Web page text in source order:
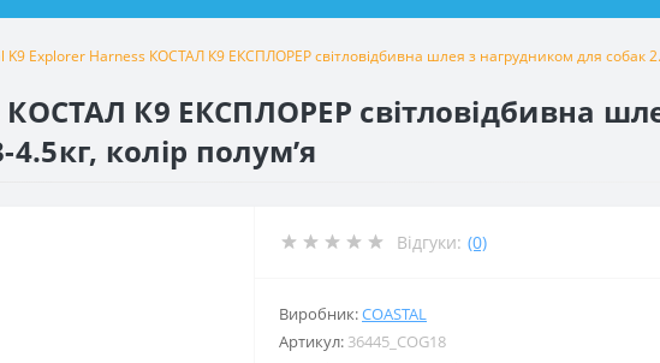
K9 Explorer Harness КОСТАЛ К9 ЕКСПЛОРЕР світловідбивна шлея з нагрудником для собак
К9 ЕКСПЛОРЕР світловідбивна
колір полум’я
Відгуки: (0)
Виробник:COASTAL
Артикул: 36445_COG18